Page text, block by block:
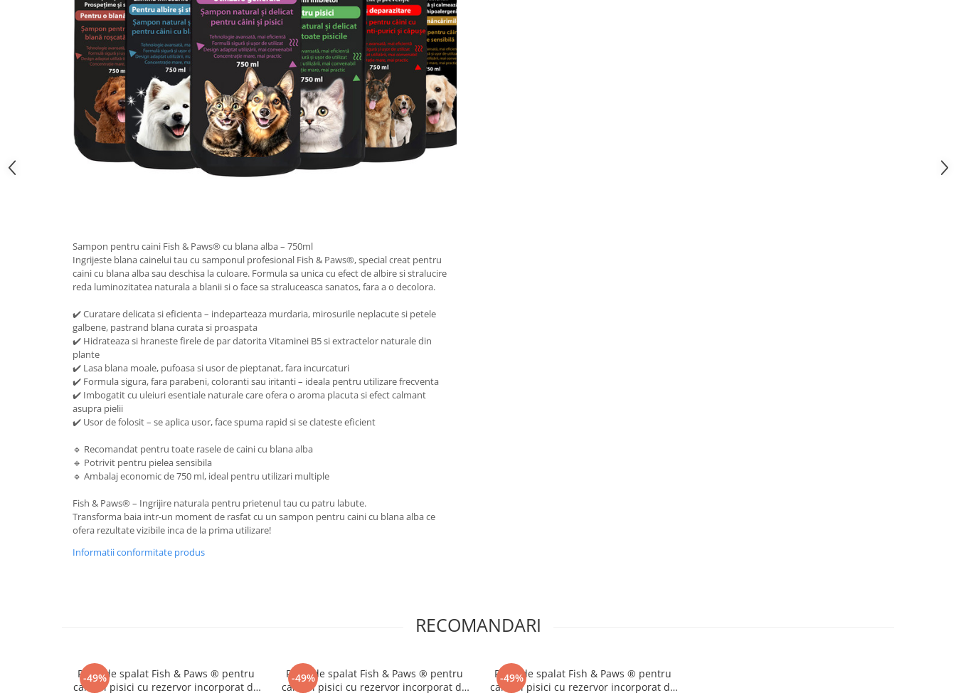
Sampon pentru caini Fish & Paws® cu blana alba – 750ml
Ingrijeste blana cainelui tau cu samponul profesional Fish & Paws®, special creat pentru
caini cu blana alba sau deschisa la culoare. Formula sa unica cu efect de albire si stralucire
reda luminozitatea naturala a blanii si o face sa straluceasca sanatos, fara a o decolora.
✔️ Curatare delicata si eficienta – indeparteaza murdaria, mirosurile neplacute si petele
galbene, pastrand blana curata si proaspata
✔️ Hidrateaza si hraneste firele de par datorita Vitaminei B5 si extractelor naturale din
plante
✔️ Lasa blana moale, pufoasa si usor de pieptanat, fara incurcaturi
✔️ Formula sigura, fara parabeni, coloranti sau iritanti – ideala pentru utilizare frecventa
✔️ Imbogatit cu uleiuri esentiale naturale care ofera o aroma placuta si efect calmant
asupra pielii
✔️ Usor de folosit – se aplica usor, face spuma rapid si se clateste eficient
🔹 Recomandat pentru toate rasele de caini cu blana alba
🔹 Potrivit pentru pielea sensibila
🔹 Ambalaj economic de 750 ml, ideal pentru utilizari multiple
Fish & Paws® – Ingrijire naturala pentru prietenul tau cu patru labute.
Transforma baia intr-un moment de rasfat cu un sampon pentru caini cu blana alba ce
ofera rezultate vizibile inca de la prima utilizare!
Informatii conformitate produs
RECOMANDARI
-49%
Perie de spalat Fish & Paws ® pentru
caini si pisici cu rezervor incorporat de
-49%
Perie de spalat Fish & Paws ® pentru
caini si pisici cu rezervor incorporat de
-49%
Perie de spalat Fish & Paws ® pentru
caini si pisici cu rezervor incorporat de